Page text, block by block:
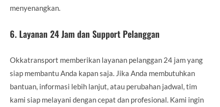
menyenangkan.
6. Layanan 24 Jam dan Support Pelanggan
Okkatransport memberikan layanan pelanggan 24 jam yang
siap membantu Anda kapan saja. Jika Anda membutuhkan
bantuan, informasi lebih lanjut, atau perubahan jadwal, tim
kami siap melayani dengan cepat dan profesional. Kami ingin